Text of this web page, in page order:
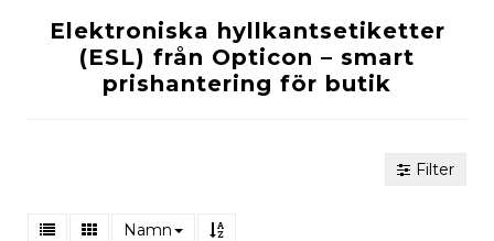
Elektroniska hyllkantsetiketter
(ESL) från Opticon – smart
prishantering för butik
Filter
Namn